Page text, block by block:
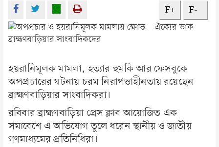
F+ F-
হয়রানিমূলক মামলা, হত্যার হুমকি আর ফেসবুকে
অপপ্রচারের ঘটনায় চরম নিরাপত্তাহীনতায় রয়েছেন
ব্রাহ্মণবাড়িয়ার সাংবাদিকরা।
রবিবার ব্রাহ্মণবাড়িয়া প্রেস ক্লাব আয়োজিত এক
সমাবেশে এ অভিযোগ তুলে ধরেন স্থানীয় ও জাতীয়
গণমাধ্যমের প্রতিনিধিরা।